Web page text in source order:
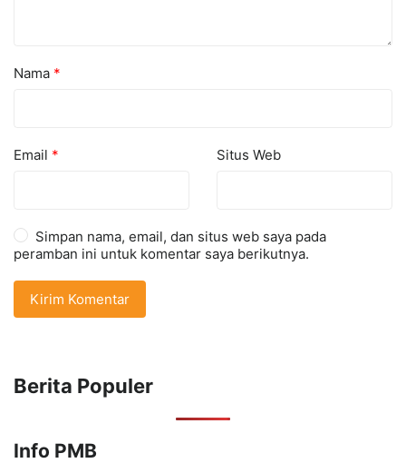
Nama *
Email * Situs Web
Simpan nama, email, dan situs web saya pada
peramban ini untuk komentar saya berikutnya.
Berita Populer
Info PMB